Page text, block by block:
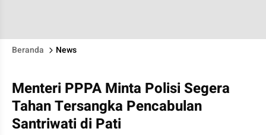
Beranda News
Menteri PPPA Minta Polisi Segera
Tahan Tersangka Pencabulan
Santriwati di Pati